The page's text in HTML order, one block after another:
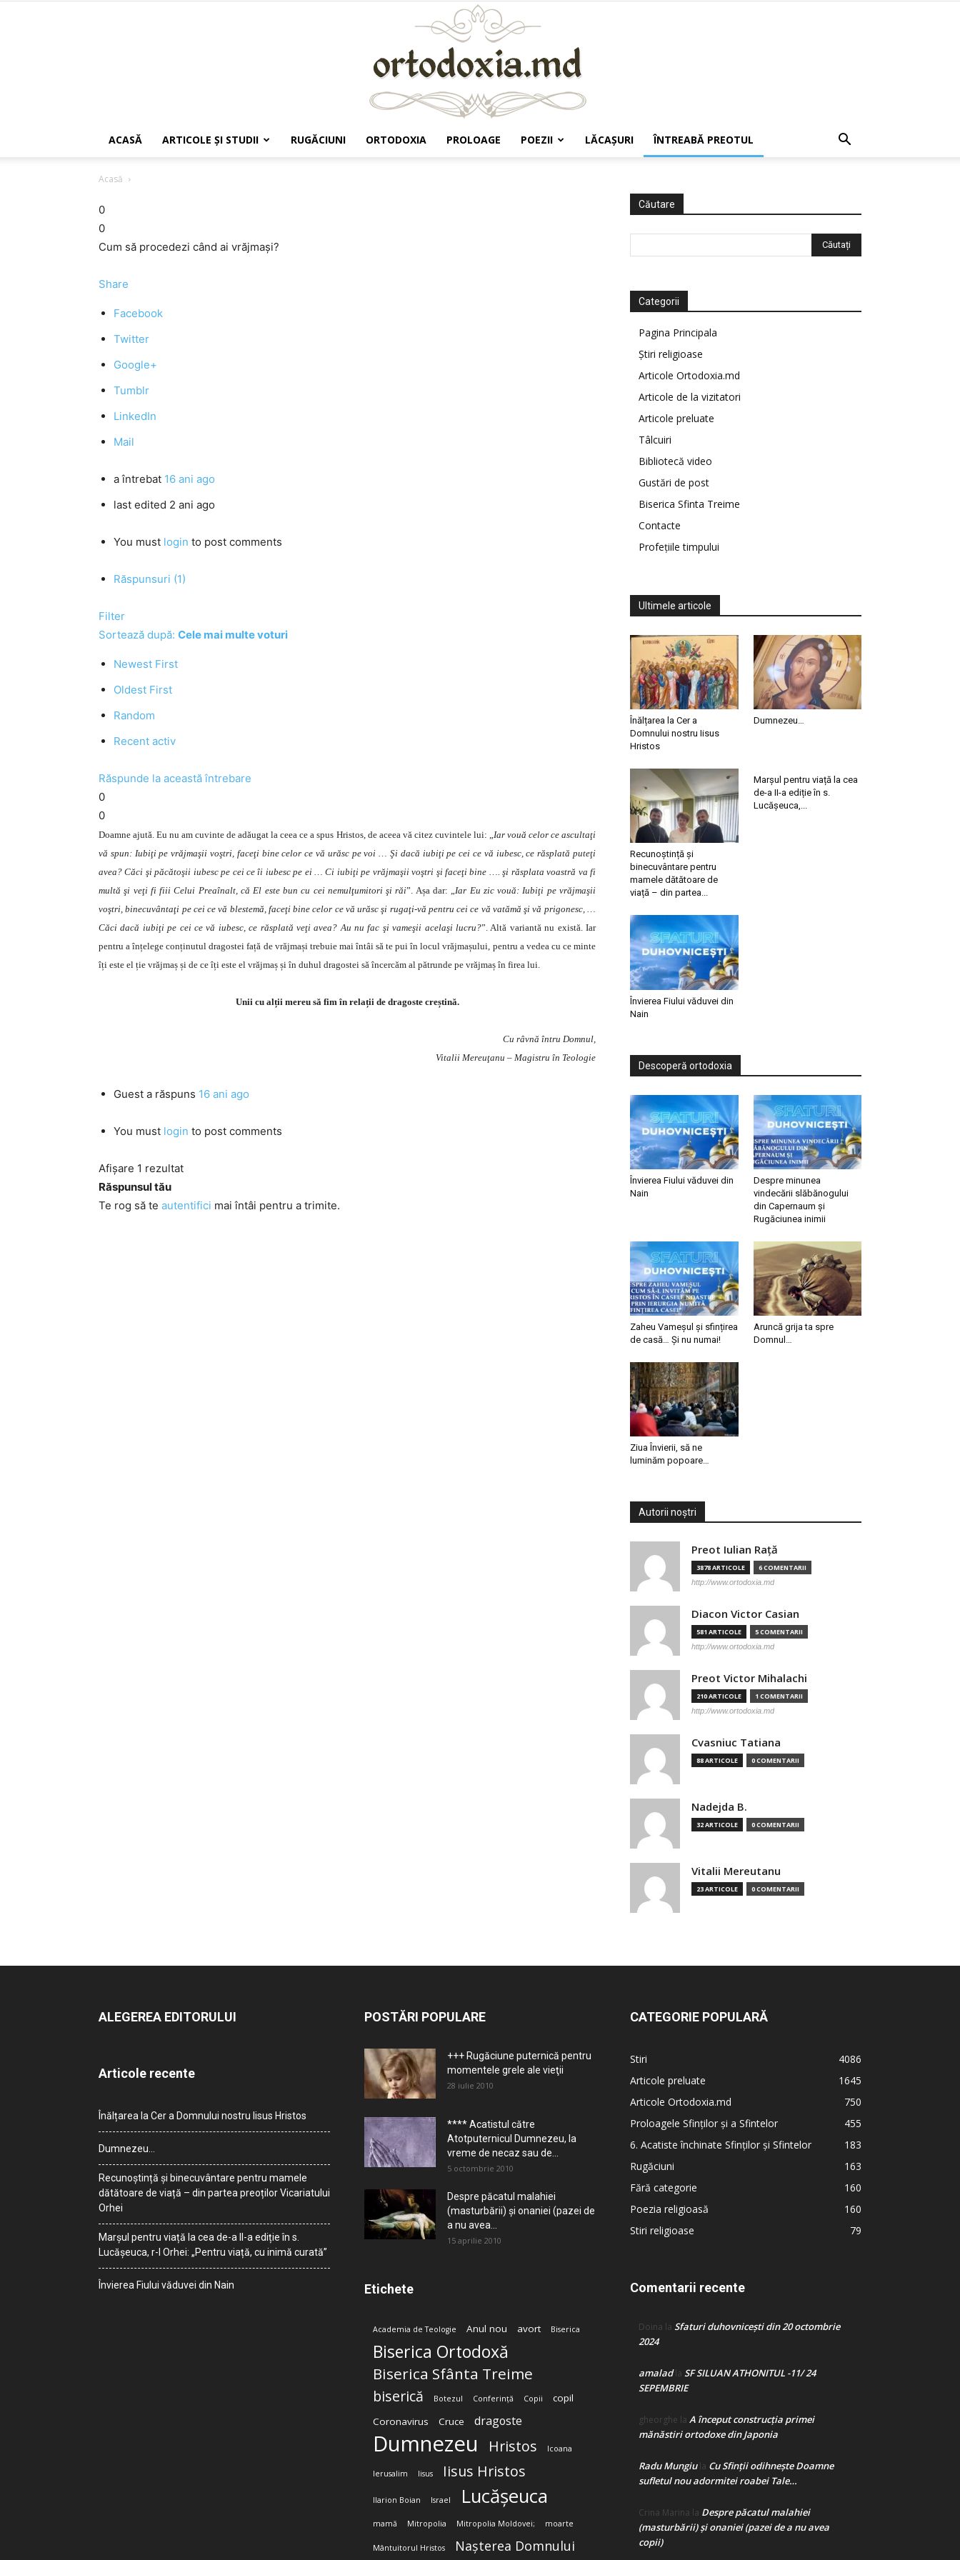
ACASĂ ARTICOLE ŞI STUDII RUGĂCIUNI ORTODOXIA PROLOAGE POEZII LĂCAŞURI ÎNTREABĂ PREOTUL
Acasă
0
0
Cum să procedezi când ai vrăjmaşi?
Share
Facebook
Twitter
Google+
Tumblr
LinkedIn
Mail
a întrebat 16 ani ago
last edited 2 ani ago
You must login to post comments
Răspunsuri (1)
Filter
Sortează după: Cele mai multe voturi
Newest First
Oldest First
Random
Recent activ
Răspunde la această întrebare
0
0
Doamne ajută. Eu nu am cuvinte de adăugat la ceea ce a spus Hristos, de aceea vă citez cuvintele lui: „Iar vouă celor ce ascultaţi
vă spun: Iubiţi pe vrăjmaşii voştri, faceţi bine celor ce vă urăsc pe voi … Şi dacă iubiţi pe cei ce vă iubesc, ce răsplată puteţi
avea? Căci şi păcătoşii iubesc pe cei ce îi iubesc pe ei … Ci iubiţi pe vrăjmaşii voştri şi faceţi bine …. şi răsplata voastră va fi
multă şi veţi fi fiii Celui Preaînalt, că El este bun cu cei nemulţumitori şi răi”. Așa dar: „Iar Eu zic vouă: Iubiţi pe vrăjmaşii
voştri, binecuvântaţi pe cei ce vă blestemă, faceţi bine celor ce vă urăsc şi rugaţi-vă pentru cei ce vă vatămă şi vă prigonesc, …
Căci dacă iubiţi pe cei ce vă iubesc, ce răsplată veţi avea? Au nu fac şi vameşii acelaşi lucru?”. Altă variantă nu există. Iar
pentru a înțelege conținutul dragostei față de vrăjmași trebuie mai întâi să te pui în locul vrăjmașului, pentru a vedea cu ce minte
îți este el ție vrăjmaș și de ce îți este el vrăjmaș și în duhul dragostei să încercăm al pătrunde pe vrăjmaș în firea lui.
Unii cu alții mereu să fim în relații de dragoste creștină.
Cu râvnă întru Domnul,
Vitalii Mereuţanu – Magistru în Teologie
Guest a răspuns 16 ani ago
You must login to post comments
Afișare 1 rezultat
Răspunsul tău
Te rog să te autentifici mai întâi pentru a trimite.
Căutare
Categorii
Pagina Principala
Știri religioase
Articole Ortodoxia.md
Articole de la vizitatori
Articole preluate
Tâlcuiri
Bibliotecă video
Gustări de post
Biserica Sfinta Treime
Contacte
Profețiile timpului
Ultimele articole
Înălțarea la Cer a
Domnului nostru Iisus
Hristos
Dumnezeu…
Recunoștință și
binecuvântare pentru
mamele dătătoare de
viață – din partea...
Marșul pentru viață la cea
de-a II-a ediție în s.
Lucășeuca,...
Învierea Fiului văduvei din
Nain
Descoperă ortodoxia
Învierea Fiului văduvei din
Nain
Despre minunea
vindecării slăbănogului
din Capernaum și
Rugăciunea inimii
Zaheu Vameșul și sfințirea
de casă… Și nu numai!
Aruncă grija ta spre
Domnul…
Ziua Învierii, să ne
luminăm popoare…
Autorii noștri
Preot Iulian Raţă
3878 ARTICOLE 6 COMENTARII
http://www.ortodoxia.md
Diacon Victor Casian
581 ARTICOLE 5 COMENTARII
http://www.ortodoxia.md
Preot Victor Mihalachi
210 ARTICOLE 1 COMENTARII
http://www.ortodoxia.md
Cvasniuc Tatiana
88 ARTICOLE 0 COMENTARII
Nadejda B.
32 ARTICOLE 0 COMENTARII
Vitalii Mereutanu
23 ARTICOLE 0 COMENTARII
ALEGEREA EDITORULUI
Articole recente
Înălțarea la Cer a Domnului nostru Iisus Hristos
Dumnezeu…
Recunoștință și binecuvântare pentru mamele
dătătoare de viață – din partea preoților Vicariatului
Orhei
Marșul pentru viață la cea de-a II-a ediție în s.
Lucășeuca, r-l Orhei: „Pentru viață, cu inimă curată”
Învierea Fiului văduvei din Nain
POSTĂRI POPULARE
+++ Rugăciune puternică pentru
momentele grele ale vieţii
28 iulie 2010
**** Acatistul către
Atotputernicul Dumnezeu, la
vreme de necaz sau de...
5 octombrie 2010
Despre păcatul malahiei
(masturbării) şi onaniei (pazei de
a nu avea...
15 aprilie 2010
Etichete
Academia de Teologie Anul nou avort Biserica
Biserica Ortodoxă
Biserica Sfânta Treime
biserică Botezul Conferință Copii
copil
Coronavirus
Cruce dragoste
Dumnezeu Hristos Icoana
Ierusalim Iisus Iisus Hristos
Ilarion Boian Israel Lucășeuca
mamă Mitropolia Mitropolia Moldovei; moarte
Mântuitorul Hristos Nașterea Domnului
CATEGORIE POPULARĂ
Stiri
4086
Articole preluate
1645
Articole Ortodoxia.md
750
Proloagele Sfinților și a Sfintelor
455
6. Acatiste închinate Sfinților și Sfintelor
183
Rugăciuni
163
Fără categorie
160
Poezia religioasă
160
Stiri religioase
79
Comentarii recente
Doina la Sfaturi duhovnicești din 20 octombrie
2024
amaladla SF SILUAN ATHONITUL -11/ 24
SEPEMBRIE
gheorghe la A început construcţia primei
mănăstiri ortodoxe din Japonia
Radu Mungiula Cu Sfinții odihnește Doamne
sufletul nou adormitei roabei Tale…
Crina Marina la Despre păcatul malahiei
(masturbării) şi onaniei (pazei de a nu avea
copii)